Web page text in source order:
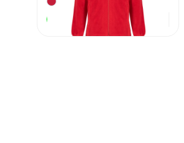
В наличии 2 090